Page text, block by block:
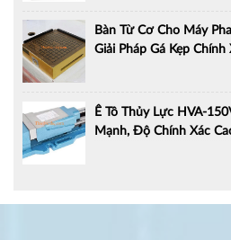
Bàn Từ Cơ Cho Máy
Giải Pháp Gá Kẹp Chính
Ê Tô Thủy Lực HVA-
Mạnh, Độ Chính Xác